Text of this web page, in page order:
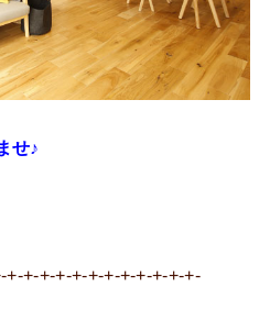
せ♪
+-+-+-+-+-+-+-+-+-+-+-+-